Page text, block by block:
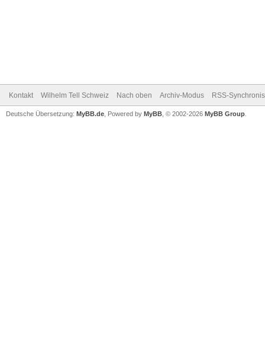
Kontakt Wilhelm Tell Schweiz Nach oben Archiv-Modus RSS-
Deutsche Übersetzung: MyBB.de , Powered by MyBB , © 2002-2026 MyBB Group